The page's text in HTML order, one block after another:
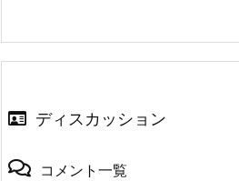
ディスカッション
コメント一覧